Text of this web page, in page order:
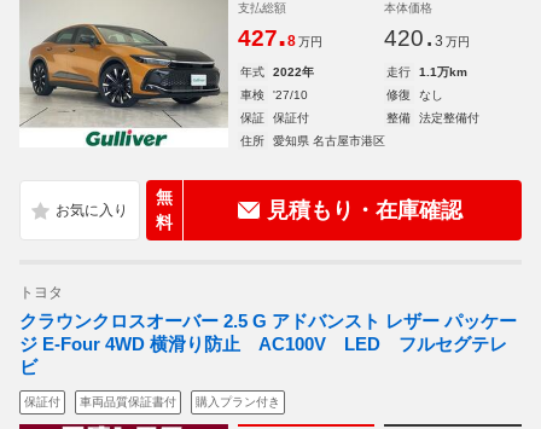
支払総額
427.8 万円
本体価格
420. 3 万円
年式 2022年 走行
1.1万km
車検
'27/10 修復
なし
保証
保証付 整備
法定整備付
住所
愛知県 名古屋市港区
無
料
見積もり・在庫確認
トヨタ
クラウンクロスオーバー 2.5 G アドバンスト レザー パッケー
ジ E-Four 4WD 横滑り防止 AC100V LED フルセグテレ
ビ
保証付 車両品質保証書付 購入プラン付き